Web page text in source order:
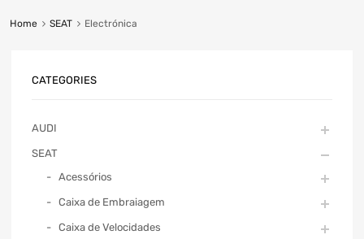
Home SEAT Electrónica
CATEGORIES
AUDI
SEAT
Acessórios
Caixa de Embraiagem
Caixa de Velocidades